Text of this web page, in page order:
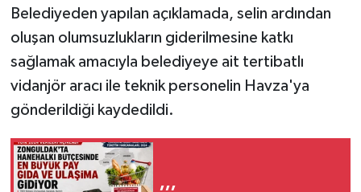
Belediyeden yapılan açıklamada, selin ardından
oluşan olumsuzlukların giderilmesine katkı
sağlamak amacıyla belediyeye ait tertibatlı
vidanjör aracı ile teknik personelin Havza'ya
gönderildiği kaydedildi.
,,,